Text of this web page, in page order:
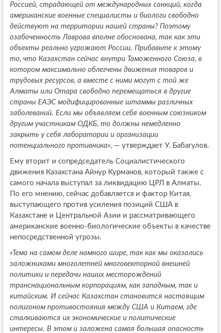
Россией, страдающей от международных санкций, когда
американские военные специалисты и биологи свободно
действуют на территории нашей страны? Поэтому
озабоченность Лаврова вполне обоснована, так как эти
объекты реально угрожают России. Прибавьте к этому
то, что Казахстан сейчас внутри Таможенного Союза, в
котором максимально облегчены движения товаров и
трудовых ресурсов, а вместе с ними могут с той же
Алматы или Отара свободно перемещаться в другие
страны ЕАЭС модифицированные штаммы различных
заболеваний. Если мы объявляем себя военным союзником
другим участникам ОДКБ, то должны немедленно
закрыть у себя лаборатории и организации
потенциального противника», — утверждает У. Бабагулов.
Ему вторит и сопредседатель Социалистического
движения Казахстана Айнур Курманов, который также с
самого начала выступал за ликвидацию ЦРЛ в Алматы.
По его мнению, сейчас добавляется и фактор Китая,
выступающего против усиления позиций США в
Казахстане и Центральной Азии и рассматривающего
американские военно-биологические объекты в качестве
непосредственной угрозы.
«Тема на самом деле намного шире, так как мы оказались
заложниками многолетней многовекторной внешней
политики и передачи наших месторождений
транснациональным корпорациям, как западным, так и
китайским. И сейчас Казахстан становится настоящим
полигоном противостояния между США и Китаем, где
сталкиваются их экономические и политические
интересы. В этом и заложена самая большая опасность